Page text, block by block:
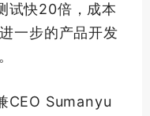
试快20倍，成本
一步的产品开发
CEO Sumanyu